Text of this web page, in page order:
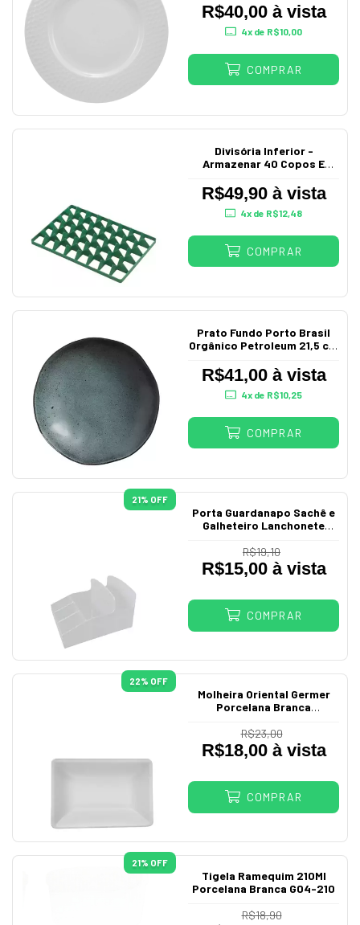
R$40,00 à vista
4x de R$10,00
COMPRAR
Divisória Inferior -
Armazenar 40 Copos E
R$49,90 à vista
4x de R$12,48
COMPRAR
Prato Fundo Porto Brasil
Orgânico Petroleum 21,5 cm
R$41,00 à vista
4x de R$10,25
COMPRAR
21% OFF
Porta Guardanapo Sachê e
Galheteiro Lanchonete
R$19,10
R$15,00 à vista
COMPRAR
22% OFF
Molheira Oriental Germer
Porcelana Branca
R$23,00
R$18,00 à vista
COMPRAR
21% OFF
Tigela Ramequim 210Ml
Porcelana Branca G04-210
R$18,90